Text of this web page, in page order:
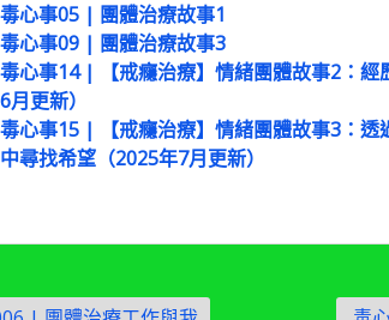
毒心事05 | 團體治療故事1
毒心事09 | 團體治療故事3
毒心事14 | 【戒癮治療】情緒團體故事2：
6月更新）
毒心事15 | 【戒癮治療】情緒團體故事3：
中尋找希望（2025年7月更新）